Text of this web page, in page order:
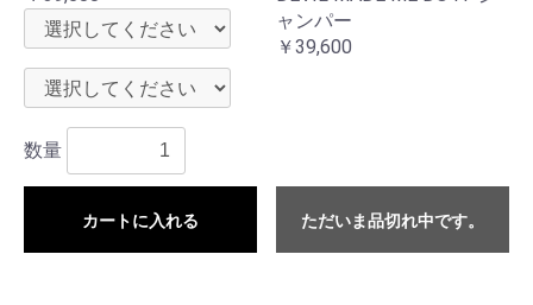
数量
カートに入れる
ャンパー
￥39,600
ただいま品切れ中です。